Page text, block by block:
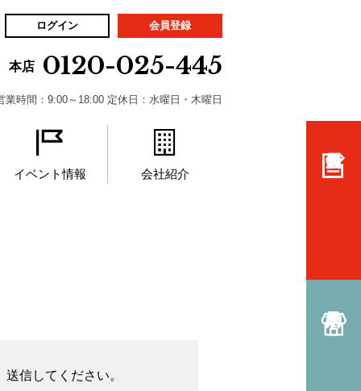
ログイン 会員登録
本店 0120-025-445
業時間：9:00～18:00 定休日：水曜日・木曜日
イベント情報 会社紹介
信してください。